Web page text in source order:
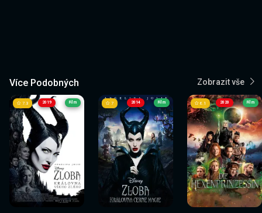
Více Podobných Zobrazit vše
2019
Sledovat
nyní
7.3 Film
Sledovat
nyní
2014
Sledovat
nyní
7 Film
Sledovat
nyní
2020
Sledovat
nyní
6.1 Film
Sledovat
nyní